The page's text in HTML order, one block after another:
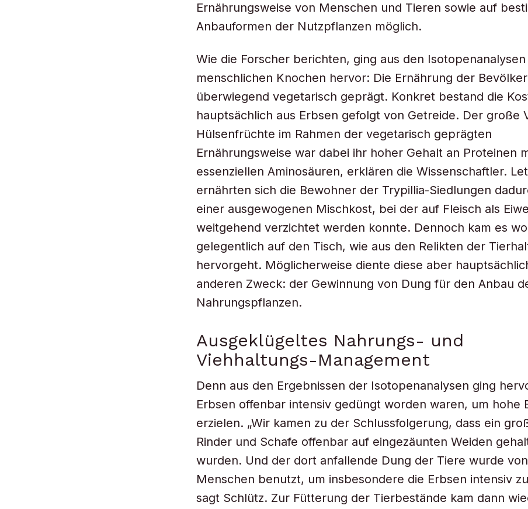
Ernährungsweise von Menschen und Tieren sowie auf
Anbauformen der Nutzpflanzen möglich.
Wie die Forscher berichten, ging aus den
menschlichen Knochen hervor: Die Ernährung der
überwiegend vegetarisch geprägt. Konkret bestand die
hauptsächlich aus Erbsen gefolgt von Getreide. Der große
Hülsenfrüchte im Rahmen der vegetarisch geprägten
Ernährungsweise war dabei ihr hoher Gehalt an Proteinen
essenziellen Aminosäuren, erklären die Wissenschaftler.
ernährten sich die Bewohner der Trypillia-Siedlungen
einer ausgewogenen Mischkost, bei der auf Fleisch als
weitgehend verzichtet werden konnte. Dennoch kam es
gelegentlich auf den Tisch, wie aus den Relikten der
hervorgeht. Möglicherweise diente diese aber
anderen Zweck: der Gewinnung von Dung für den Anbau
Nahrungspflanzen.
Ausgeklügeltes Nahrungs- und
Viehhaltungs-Management
Denn aus den Ergebnissen der Isotopenanalysen ging
Erbsen offenbar intensiv gedüngt worden waren, um hohe
erzielen. „Wir kamen zu der Schlussfolgerung, dass ein
Rinder und Schafe offenbar auf eingezäunten Weiden
wurden. Und der dort anfallende Dung der Tiere wurde
Menschen benutzt, um insbesondere die Erbsen intensiv
sagt Schlütz. Zur Fütterung der Tierbestände kam dann